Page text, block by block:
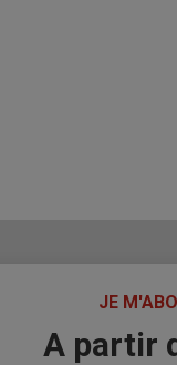
JE
A partir